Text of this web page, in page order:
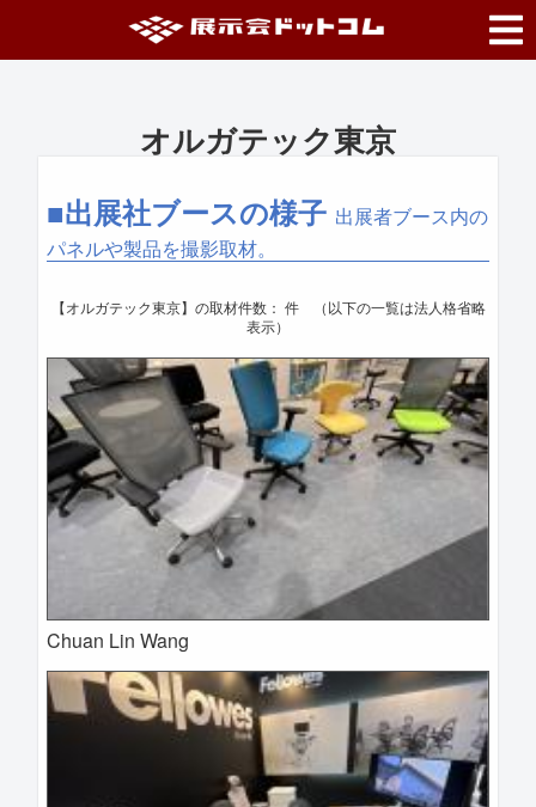
オルガテック東京
■出展社ブースの様子 出展者ブース内の
パネルや製品を撮影取材。
【オルガテック東京】の取材件数： 件 （以下の一覧は法人格省略
表示）
Chuan Lin Wang